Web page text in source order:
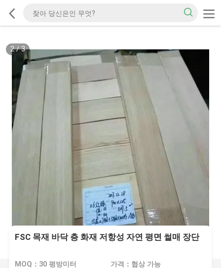
2/3
FSC 목재 바닥 층 화재 저항성 자연 평면 썰매 장단
MOQ：30 평방미터 가격：협상 가능